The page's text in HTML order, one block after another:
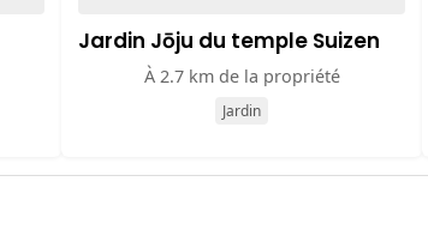
Jardin Jōju du temple Suizen
À 2.7 km de la propriété
Jardin